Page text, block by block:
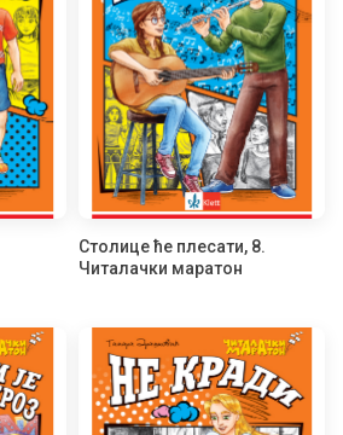
Столице ће плесати, 8.
Читалачки маратон